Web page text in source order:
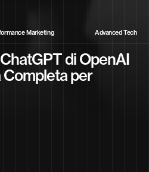
Marketing Advanced Tech
di OpenAI
Completa per